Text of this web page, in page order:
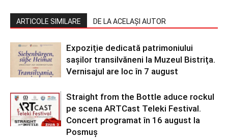
ARTICOLE SIMILARE DE LA ACELAȘI AUTOR
Expoziție dedicată patrimoniului
sașilor transilvăneni la Muzeul Bistrița.
Vernisajul are loc în 7 august
Straight from the Bottle aduce rockul
pe scena ARTCast Teleki Festival.
Concert programat în 16 august la
Posmuș